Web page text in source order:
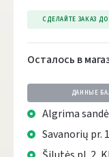
СДЕЛАЙТЕ ЗАКАЗ
Осталось в
ДАННЫЕ
Algrima
Savanorių pr.